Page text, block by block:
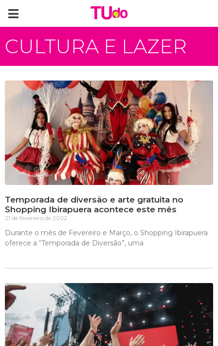
CULTURA E LAZER
Temporada de diversão e arte gratuita no
Shopping Ibirapuera acontece este mês
21 de fevereiro de 2022
Durante o mês de Fevereiro e Março, o Shopping Ibirapuera
oferece a “Temporada de Diversão”, uma